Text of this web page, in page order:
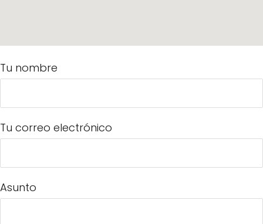
Tu nombre
Tu correo electrónico
Asunto